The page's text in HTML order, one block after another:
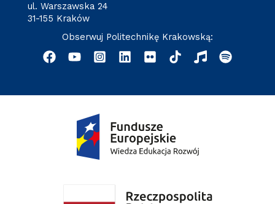
ul. Warszawska 24
31-155 Kraków
Obserwuj Politechnikę Krakowską: